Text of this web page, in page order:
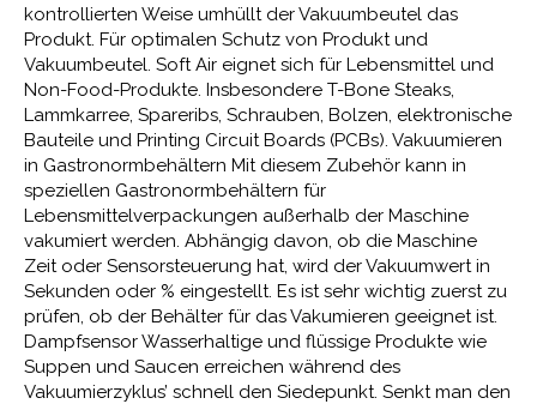
kontrollierten Weise umhüllt der Vakuumbeutel das
Produkt. Für optimalen Schutz von Produkt und
Vakuumbeutel. Soft Air eignet sich für Lebensmittel und
Non-Food-Produkte. Insbesondere T-Bone Steaks,
Lammkarree, Spareribs, Schrauben, Bolzen, elektronische
Bauteile und Printing Circuit Boards (PCBs). Vakuumieren
in Gastronormbehältern Mit diesem Zubehör kann in
speziellen Gastronormbehältern für
Lebensmittelverpackungen außerhalb der Maschine
vakumiert werden. Abhängig davon, ob die Maschine
Zeit oder Sensorsteuerung hat, wird der Vakuumwert in
Sekunden oder % eingestellt. Es ist sehr wichtig zuerst zu
prüfen, ob der Behälter für das Vakumieren geeignet ist.
Dampfsensor Wasserhaltige und flüssige Produkte wie
Suppen und Saucen erreichen während des
Vakuumierzyklus’ schnell den Siedepunkt. Senkt man den